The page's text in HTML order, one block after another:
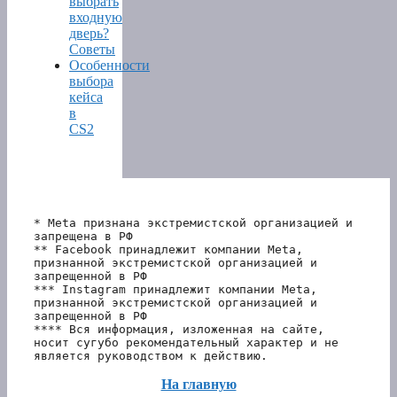
входную
дверь?
Советы
Особенности
выбора
кейса
в
CS2
* Meta признана экстремистской организацией и
запрещена в РФ
** Facebook принадлежит компании Meta,
признанной экстремистской организацией и
запрещенной в РФ
*** Instagram принадлежит компании Meta,
признанной экстремистской организацией и
запрещенной в РФ
**** Вся информация, изложенная на сайте,
носит сугубо рекомендательный характер и не
является руководством к действию.
На главную